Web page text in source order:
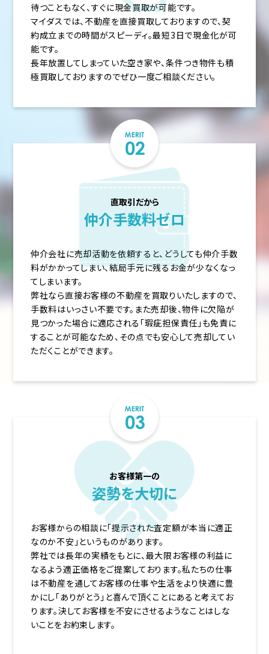
待つこともなく、すぐに現金買取が可能です。
マイダスでは、不動産を直接買取しておりますので、契
約成立までの時間がスピーディ。最短3日で現金化が可
能です。
長年放置してしまっていた空き家や、条件つき物件も積
極買取しておりますのでぜひ一度ご相談ください。
直取引だから
仲介手数料ゼロ
仲介会社に売却活動を依頼すると、どうしても仲介手数
料がかかってしまい、結局手元に残るお金が少なくなっ
てしまいます。
弊社なら直接お客様の不動産を買取りいたしますので、
手数料はいっさい不要です。また売却後、物件に欠陥が
見つかった場合に適応される「瑕疵担保責任」も免責に
することが可能なため、その点でも安心して売却してい
ただくことができます。
お客様第一の
姿勢を大切に
お客様からの相談に「提示された査定額が本当に適正
なのか不安」というものがあります。
弊社では長年の実績をもとに、最大限お客様の利益に
なるよう適正価格をご提案しております。私たちの仕事
は不動産を通してお客様の仕事や生活をより快適に豊
かにし「ありがとう」と喜んで頂くことにあると考えてお
ります。決してお客様を不安にさせるようなことはしな
いことをお約束します。